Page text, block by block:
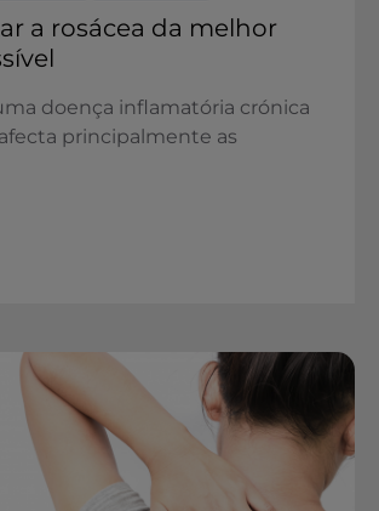
a rosácea da melhor
doença inflamatória crónica
principalmente as